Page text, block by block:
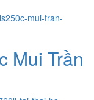
Mui Trần